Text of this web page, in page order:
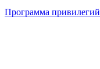
Программа привилегий